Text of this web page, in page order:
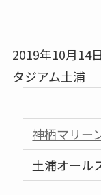
2019年10月14
タジアム土浦
神栖マリー
土浦オール